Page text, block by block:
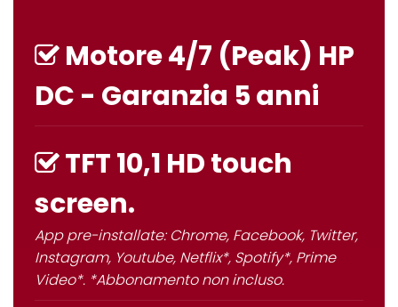
Motore4/7 (Peak) HP
DC - Garanzia 5 anni
TFT 10,1 HD touch
screen.
App pre-installate: Chrome, Facebook, Twitter,
Instagram, Youtube, Netflix*, Spotify*, Prime
Video*. *Abbonamento non incluso.